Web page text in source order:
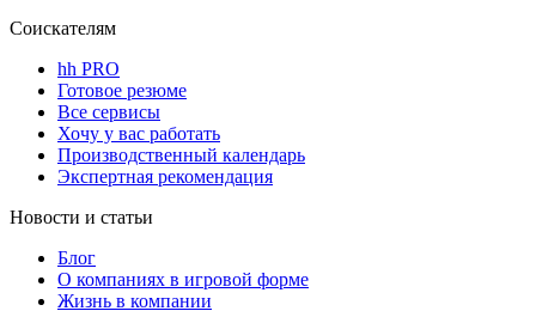
Соискателям
hh PRO
Готовое резюме
Все сервисы
Хочу у вас работать
Производственный календарь
Экспертная рекомендация
Новости и статьи
Блог
О компаниях в игровой форме
Жизнь в компании